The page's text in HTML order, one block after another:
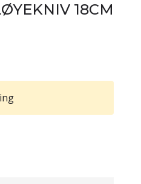
18CM